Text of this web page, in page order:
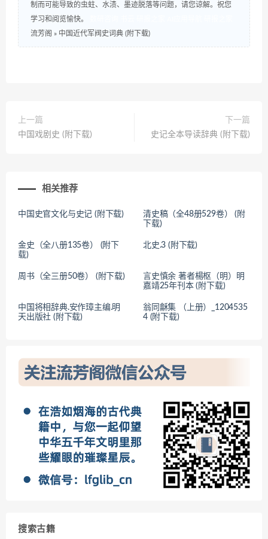
制而可能导致的虫蛀、水渍、墨迹脱落等问题，请您谅解。祝您
学习和阅览愉快。
流芳阁 » 中国近代军阀史词典 (附下载)
上一篇
中国戏剧史 (附下载)
下一篇
史记全本导读辞典 (附下载)
相关推荐
中国史官文化与史记 (附下载)
清史稿（全48册529卷） (附
下载)
金史（全八册135卷） (附下
载)
北史.3 (附下载)
周书（全三册50卷） (附下载)
言史慎余 著者楊枢（明）明
嘉靖25年刊本 (附下载)
中国将相辞典.安作璋主编.明
天出版社 (附下载)
翁同龢集 （上册）_1204535
4 (附下载)
搜索古籍